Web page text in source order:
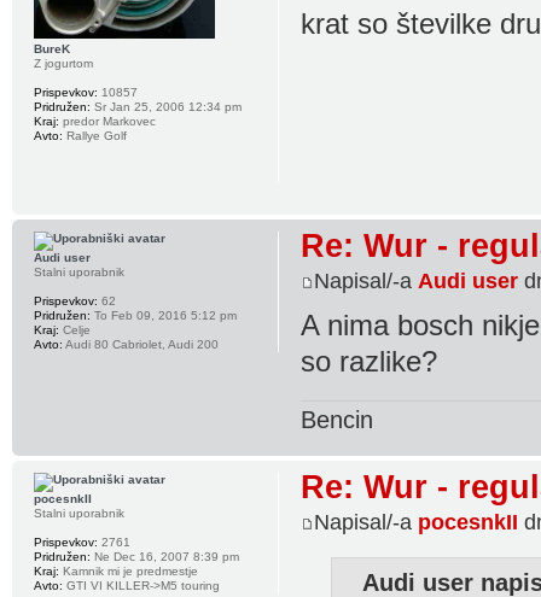
krat so številke
BureK
Z jogurtom
Prispevkov: 10857
Pridružen: Sr Jan 25, 2006 12:34 pm
Kraj: predor Markovec
Avto: Rallye Golf
Re: Wur -
Napisal/-aAudi user
A nima bosch
so razlike?
Bencin
Audi user
Stalni uporabnik
Prispevkov: 62
Pridružen: To Feb 09, 2016 5:12 pm
Kraj: Celje
Avto: Audi 80 Cabriolet, Audi 200
Re: Wur -
Napisal/-a pocesnkII
Audi user
pocesnkII
Stalni uporabnik
Prispevkov: 2761
Pridružen: Ne Dec 16, 2007 8:39 pm
Kraj: Kamnik mi je predmestje
Avto: GTI VI KILLER->M5 touring